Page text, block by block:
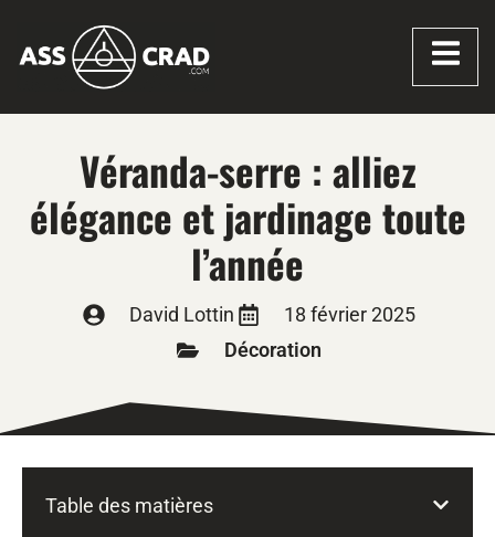
Véranda-serre : alliez
élégance et jardinage toute
l’année
David Lottin
18 février 2025
Décoration
Table des matières